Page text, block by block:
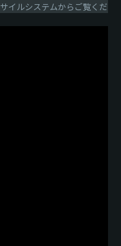
イルシステムからご覧くださ